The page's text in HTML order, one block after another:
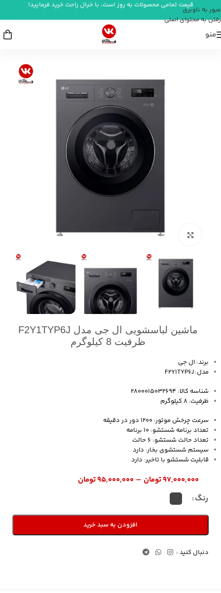
عبور به ناوبری
رفتن به محتوای اصلی
قیمت تمامی محصولات به روز است، با خیال راحت خرید فرمایید!
منو
ماشین لباسشویی
بزرگنمایی تصویر
ماشین لباسشویی ال جی مدل F2Y1TYP6J
ظرفیت 8 کیلوگرم
برند: ال جی
مدل: F2Y1TYP6J
شناسه کالا: 2800015032694
ظرفیت: 8 کیلوگرم
سرعت چرخش موتور: 1200 دور در دقیقه
تعداد برنامه شستشو: 10 برنامه
تعداد حالت شستشو: 6 حالت
سیستم شستشوی بخار: دارد
قابلیت شستشو با تاخیر: دارد
۹۷,۰۰۰,۰۰۰تومان – ۹۵,۰۰۰,۰۰۰تومان
رنگ
افزودن به سبد خرید
دنبال کنید :